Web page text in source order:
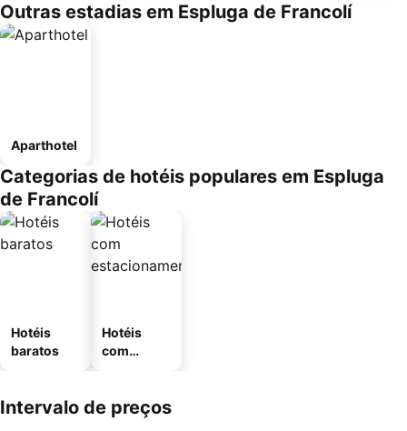
Outras estadias em Espluga de Francolí
Aparthotel
Categorias de hotéis populares em Espluga
de Francolí
Hotéis
baratos
Hotéis
com
Intervalo de preços